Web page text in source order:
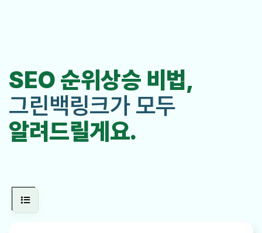
SEO 순위상승 비법,
그린백링크가 모두
알려드릴게요.